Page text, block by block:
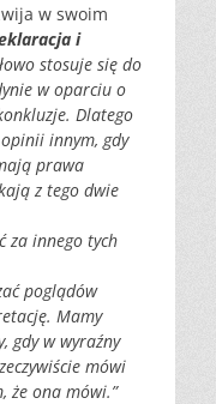
w swoim
i
stosuje się do
w oparciu o
Dlatego
innym, gdy
prawa
z tego dwie
za innego tych
poglądów
Mamy
gdy w wyraźny
mówi
że ona mówi.”